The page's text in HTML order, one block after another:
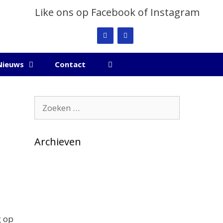
Like ons op Facebook of Instagram
Contact
op
naar:
Archieven